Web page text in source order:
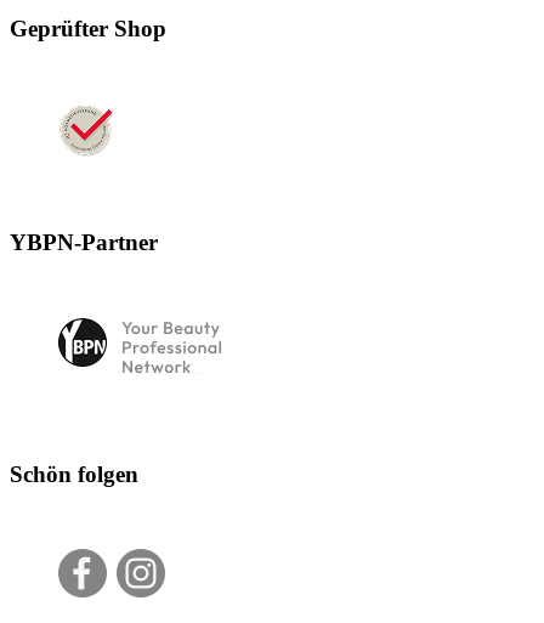
Geprüfter Shop
YBPN-Partner
Schön folgen